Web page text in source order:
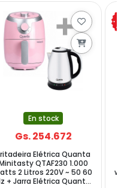
En stock
Gs. 254.672
Elétrica Quanta
QTAF230 1.000
2 Litros 220V ~ 50 60
+ Jarra Elétrica Quanta